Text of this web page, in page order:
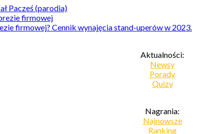
Pacześ (parodia)
firmowej? Cennik wynajęcia stand-uperów w 2023.
Aktualności:
Newsy
Porady
Quizy
Nagrania:
Najnowsze
Ranking